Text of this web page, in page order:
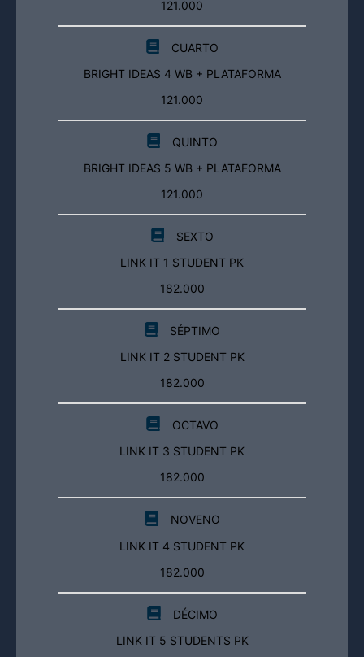
121.000
CUARTO
BRIGHT IDEAS 4 WB + PLATAFORMA
121.000
QUINTO
BRIGHT IDEAS 5 WB + PLATAFORMA
121.000
SEXTO
LINK IT 1 STUDENT PK
182.000
SÉPTIMO
LINK IT 2 STUDENT PK
182.000
OCTAVO
LINK IT 3 STUDENT PK
182.000
NOVENO
LINK IT 4 STUDENT PK
182.000
DÉCIMO
LINK IT 5 STUDENTS PK